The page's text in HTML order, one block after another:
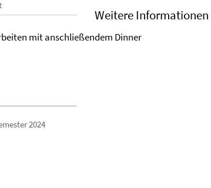
Weitere Informationen
mit anschließendem Dinner
2024